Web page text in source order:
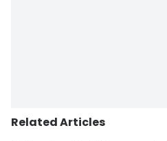
Related Articles